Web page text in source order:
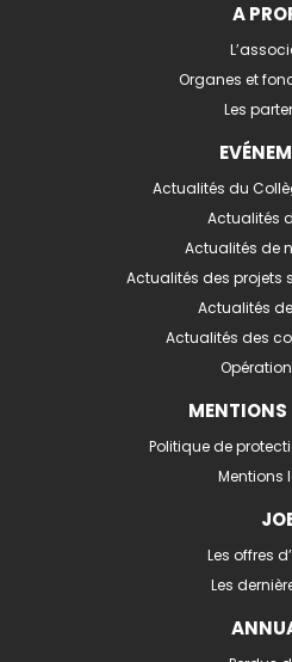
A
Organes et
Les
Actualités du
Actualités
Actualités de
Actualités des projets
Actualités
Actualités des
MENTIONS
Politique de
Mentions
Les offres
Les